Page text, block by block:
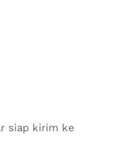
siap kirim ke